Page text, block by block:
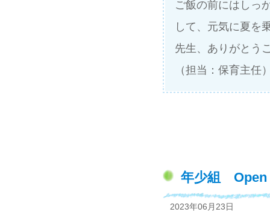
ご飯の前にはしっ
して、元気に夏を
先生、ありがとう
（担当：保育主任
年少組 Open
2023年06月23日